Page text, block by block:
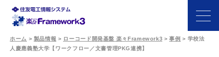
ホーム > 製品情報 > ローコード開発基盤 楽々Framework3 >事例 > 学校法
人慶應義塾大学【ワークフロー／文書管理PKG連携】